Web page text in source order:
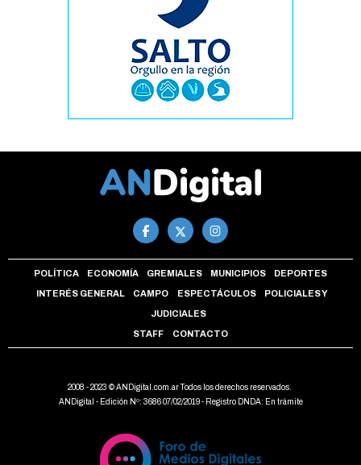
POLÍTICA ECONOMÍA GREMIALES MUNICIPIOS DEPORTES
INTERÉS GENERAL CAMPO ESPECTÁCULOS POLICIALES Y
JUDICIALES
STAFF CONTACTO
2008 - 2023 © ANDigital.com.ar Todos los derechos reservados.
ANDigital - Edición Nº: 3686 07/02/2019 - Registro DNDA: En trámite